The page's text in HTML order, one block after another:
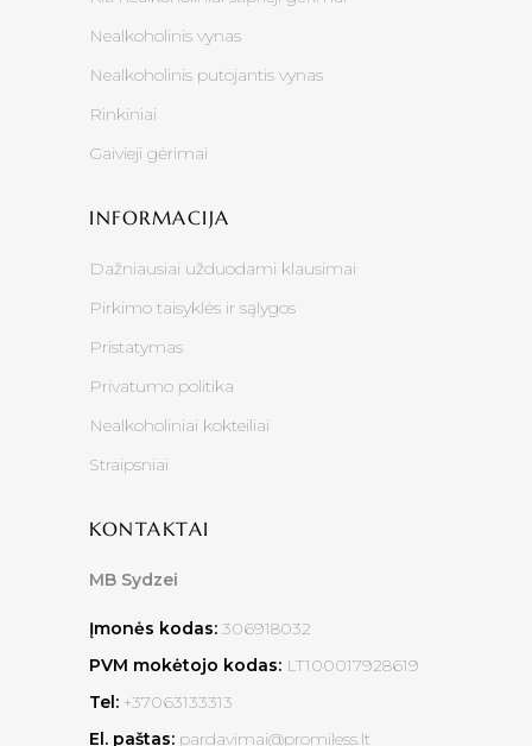
Nealkoholinis vynas
Nealkoholinis putojantis vynas
Rinkiniai
Gaivieji gėrimai
INFORMACIJA
Dažniausiai užduodami klausimai
Pirkimo taisyklės ir sąlygos
Pristatymas
Privatumo politika
Nealkoholiniai kokteiliai
Straipsniai
KONTAKTAI
MB Sydzei
Įmonės kodas: 306918032
PVM mokėtojo kodas: LT100017928619
Tel: +37063133313
El. paštas: pardavimai@promiless.lt